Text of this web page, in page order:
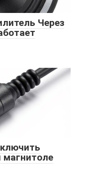
Через
магнитоле